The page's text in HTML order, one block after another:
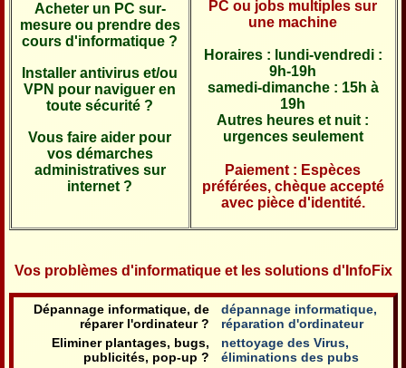
Acheter un PC sur-
mesure ou prendre des
cours d'informatique ?
Installer antivirus et/ou
VPN pour naviguer en
toute sécurité ?
Vous faire aider pour
vos démarches
administratives sur
internet ?
PC ou jobs multiples sur
une machine
Horaires : lundi-vendredi :
9h-19h
samedi-dimanche : 15h à
19h
Autres heures et nuit :
urgences seulement
Paiement : Espèces
préférées, chèque accepté
avec pièce d'identité.
Vos problèmes d'informatique et les solutions d'InfoFix
Dépannage informatique, de
réparer l'ordinateur ?
dépannage informatique,
réparation d'ordinateur
Eliminer plantages, bugs,
publicités, pop-up ?
nettoyage des Virus,
éliminations des pubs